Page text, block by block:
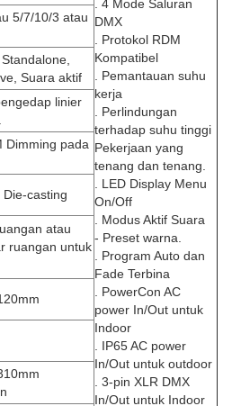
. 4 Mode Saluran
DMX
. Protokol RDM
Kompatibel
. Pemantauan suhu
kerja
. Perlindungan
terhadap suhu tinggi
Pekerjaan yang
tenang dan tenang.
. LED Display Menu
On/Off
. Modus Aktif Suara
- Preset warna.
. Program Auto dan
Fade Terbina
. PowerCon AC
power In/Out untuk
Indoor
. IP65 AC power
In/Out untuk outdoor
. 3-pin XLR DMX
In/Out untuk Indoor
5/7/10/3 atau
Suara aktif
linier
Dimming pada
casting
atau
ruangan untuk